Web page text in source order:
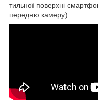
тильної поверхні
передню камеру).